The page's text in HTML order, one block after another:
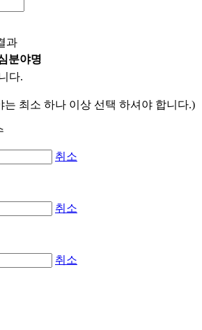
과
분야명
다.
는 최소 하나 이상 선택 하셔야 합니다.)
취소
취소
취소